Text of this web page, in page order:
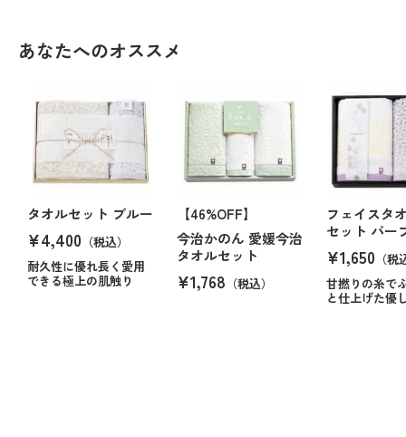
あなたへのオススメ
タオルセット ブルー
¥4,400 （税込）
耐久性に優れ長く愛用
できる極上の肌触り
【46%OFF】
今治かのん 愛媛今治
タオルセット
¥1,768 （税込）
フェイスタ
セット パー
¥1,650 （税
甘撚りの糸で
と仕上げた優